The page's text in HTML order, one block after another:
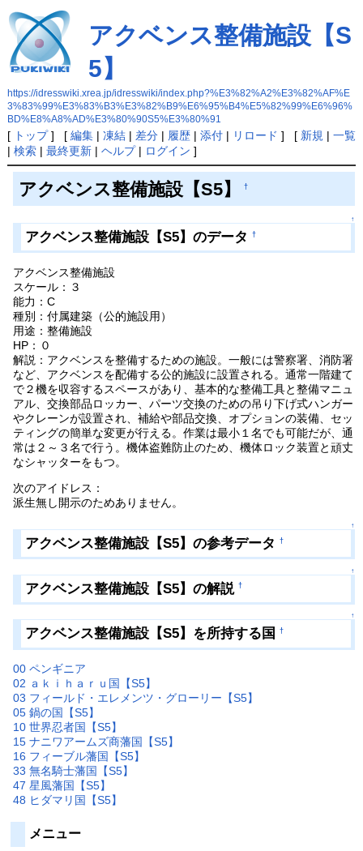
アクベンス整備施設【S
5】
https://idresswiki.xrea.jp/idresswiki/index.php?%E3%82%A2%E3%82%AF%E
3%83%99%E3%83%B3%E3%82%B9%E6%95%B4%E5%82%99%E6%96%
BD%E8%A8%AD%E3%80%90S5%E3%80%91
[ トップ] [ 編集| 凍結| 差分| 履歴| 添付| リロード ] [ 新規 | 一覧
| 検索| 最終更新| ヘルプ| ログイン ]
アクベンス整備施設【S5】 †
↑
アクベンス整備施設【S5】のデータ †
アクベンス整備施設
スケール：３
能力：C
種別：付属建築（公的施設用）
用途：整備施設
HP：０
解説：アクベンスを整備するための施設。一般には警察署、消防署
など、アクベンスを配備する公的施設に設置される。通常一階建て
で２機を収容するスペースがあり、基本的な整備工具と整備マニュ
アル、交換部品ロッカー、パーツ交換のための吊り下げ式ハンガー
やクレーンが設置され、補給や部品交換、オプションの装備、セッ
ティングの簡単な変更が行える。作業は最小１名でも可能だが、通
常は２～３名で行う。機体盗難防止のため、機体ロック装置と頑丈
なシャッターをもつ。
次のアイドレス：
派生無し開示のためありません。
↑
アクベンス整備施設【S5】の参考データ †
↑
アクベンス整備施設【S5】の解説 †
↑
アクベンス整備施設【S5】を所持する国 †
00 ペンギニア
02 ａｋｉｈａｒｕ国【S5】
03 フィールド・エレメンツ・グローリー【S5】
05 鍋の国【S5】
10 世界忍者国【S5】
15 ナニワアームズ商藩国【S5】
16 フィーブル藩国【S5】
33 無名騎士藩国【S5】
47 星風藩国【S5】
48 ヒダマリ国【S5】
メニュー